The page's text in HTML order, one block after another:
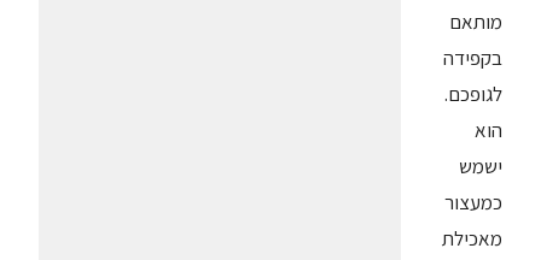
מותאם
בקפידה
לגופכם.
הוא
ישמש
כמעצור
מאכילת